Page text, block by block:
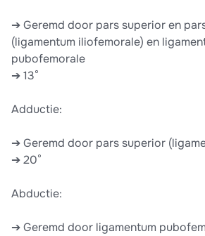
➔ Geremd door pars superior en
(ligamentum iliofemorale) en
pubofemorale
➔ 13°
Adductie:
➔ Geremd door pars superior
➔ 20°
Abductie:
➔ Geremd door ligamentum